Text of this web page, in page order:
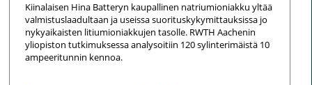
Kiinalaisen Hina Batteryn kaupallinen natriumioniakku yltää
valmistuslaadultaan ja useissa suorituskykymittauksissa jo
nykyaikaisten litiumioniakkujen tasolle. RWTH Aachenin
yliopiston tutkimuksessa analysoitiin 120 sylinterimäistä 10
ampeeritunnin kennoa.